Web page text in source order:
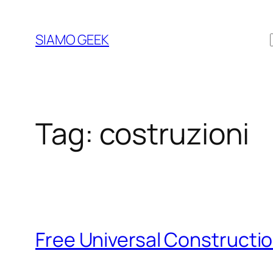
contenuto
SIAMO GEEK
Tag: costruzioni
Free Universal